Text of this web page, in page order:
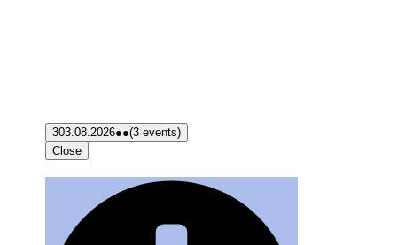
303.08.2026●●(3 events)
Close